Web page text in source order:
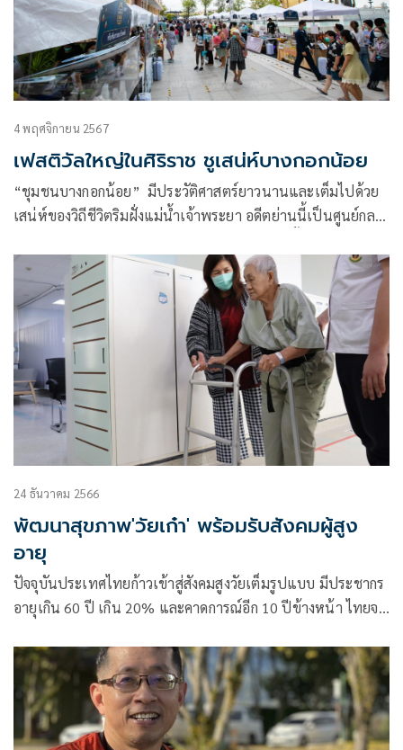
4 พฤศจิกายน 2567
เฟสติวัลใหญ่ในศิริราช ชูเสน่ห์บางกอกน้อย
“ชุมชนบางกอกน้อย” มีประวัติศาสตร์ยาวนานและเต็มไปด้วย
เสน่ห์ของวิถีชีวิตริมฝั่งแม่น้ำเจ้าพระยา อดีตย่านนี้เป็นศูนย์กลาง
บางกอกน้อย ติดกับแม่น้ำเจ้าพระยา ทำให้ชุมชนเติบโตขึ้นจาก
การเป็นท่าเรือในการรับส่งสิน
24 ธันวาคม 2566
พัฒนาสุขภาพ'วัยเก๋า' พร้อมรับสังคมผู้สูง
อายุ
ปัจจุบันประเทศไทยก้าวเข้าสู่สังคมสูงวัยเต็มรูปแบบ มีประชากร
อายุเกิน 60 ปี เกิน 20% และคาดการณ์อีก 10 ปีข้างหน้า ไทยจะ
เกิน 28% ทั้งนี้ หากไม่มีการเตรียมพร้อมรับมือจะต้องเผชิญกับ
ปัญหาต่างๆ เช่น ผู้ป่วยสูงวัยที่สูงขึ้น